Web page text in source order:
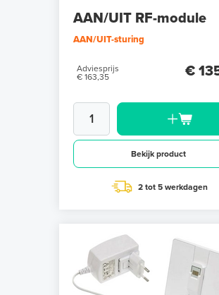
AAN/UIT RF-module
AAN/UIT-sturing
Adviesprijs
€ 163,35
€
Bekijk product
2 tot 5 werkdagen